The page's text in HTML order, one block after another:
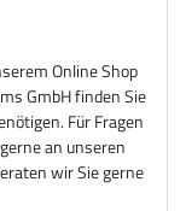
Online Shop
GmbH finden Sie
Für Fragen
an unseren
wir Sie gerne